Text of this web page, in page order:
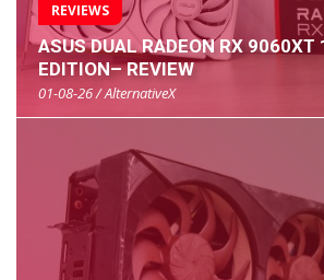
REVIEWS
ASUS DUAL RADEON RX 9060XT
EDITION– REVIEW
01-08-26 / AlternativeX